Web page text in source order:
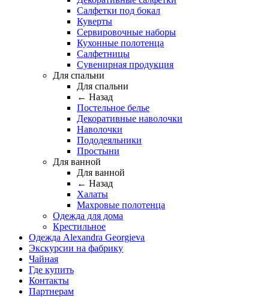
Салфетки под бокал
Куверты
Сервировочные наборы
Кухонные полотенца
Салфетницы
Сувенирная продукция
Для спальни
Для спальни
← Назад
Постельное белье
Декоративные наволочки
Наволочки
Пододеяльники
Простыни
Для ванной
Для ванной
← Назад
Халаты
Махровые полотенца
Одежда для дома
Крестильное
Одежда Alexandra Georgieva
Экскурсии на фабрику
Чайная
Где купить
Контакты
Партнерам